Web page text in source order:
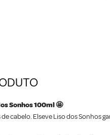
Sonhos 100ml 🤩
cabelo. Elseve Liso dos Sonhos